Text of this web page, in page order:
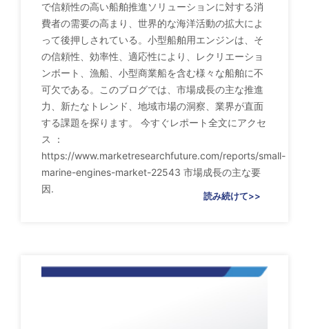
で信頼性の高い船舶推進ソリューションに対する消
費者の需要の高まり、世界的な海洋活動の拡大によ
って後押しされている。小型船舶用エンジンは、そ
の信頼性、効率性、適応性により、レクリエーショ
ンボート、漁船、小型商業船を含む様々な船舶に不
可欠である。このブログでは、市場成長の主な推進
力、新たなトレンド、地域市場の洞察、業界が直面
する課題を探ります。 今すぐレポート全文にアクセ
ス ：
https://www.marketresearchfuture.com/reports/small-
marine-engines-market-22543 市場成長の主な要
因.
読み続けて>>